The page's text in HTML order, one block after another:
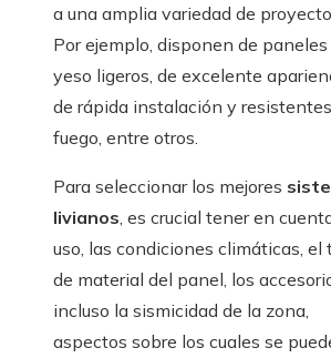
a una amplia variedad de
Por ejemplo, disponen de paneles
yeso ligeros, de excelente
de rápida instalación y
fuego, entre otros.
Para seleccionar los mejores
livianos , es crucial tener en
uso, las condiciones climáticas, el
de material del panel, los
incluso la sismicidad de la zona,
aspectos sobre los cuales se